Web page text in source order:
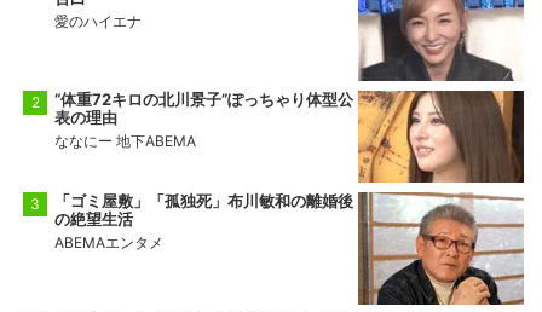
愛のハイエナ
“体重72キロの北川景子”ぽっちゃり体型公
表の理由
ななにー 地下ABEMA
「ゴミ屋敷」「孤独死」布川敏和の離婚後
の絶望生活
ABEMAエンタメ